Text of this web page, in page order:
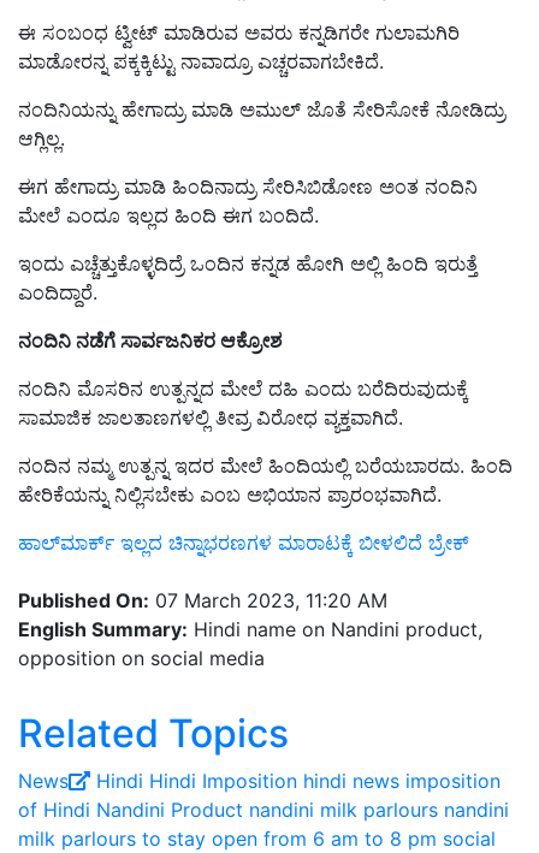
ಈ ಸಂಬಂಧ ಟ್ವೀಟ್‌ ಮಾಡಿರುವ ಅವರು ಕನ್ನಡಿಗರೇ ಗುಲಾಮಗಿರಿ
ಮಾಡೋರನ್ನ ಪಕ್ಕಕ್ಕಿಟ್ಟು ನಾವಾದ್ರೂ ಎಚ್ಚರವಾಗಬೇಕಿದೆ.
ನಂದಿನಿಯನ್ನು ಹೇಗಾದ್ರು ಮಾಡಿ ಅಮುಲ್ ಜೊತೆ ಸೇರಿಸೋಕೆ ನೋಡಿದ್ರು
ಆಗ್ಲಿಲ್ಲ.
ಈಗ ಹೇಗಾದ್ರು ಮಾಡಿ ಹಿಂದಿನಾದ್ರು ಸೇರಿಸಿಬಿಡೋಣ ಅಂತ ನಂದಿನಿ
ಮೇಲೆ ಎಂದೂ ಇಲ್ಲದ ಹಿಂದಿ ಈಗ ಬಂದಿದೆ.
ಇಂದು ಎಚ್ಚೆತ್ತುಕೊಳ್ಳದಿದ್ರೆ ಒಂದಿನ ಕನ್ನಡ ಹೋಗಿ ಅಲ್ಲಿ ಹಿಂದಿ ಇರುತ್ತೆ
ಎಂದಿದ್ದಾರೆ.
ನಂದಿನಿ ನಡೆಗೆ ಸಾರ್ವಜನಿಕರ ಆಕ್ರೋಶ
ನಂದಿನಿ ಮೊಸರಿನ ಉತ್ಪನ್ನದ ಮೇಲೆ ದಹಿ ಎಂದು ಬರೆದಿರುವುದುಕ್ಕೆ
ಸಾಮಾಜಿಕ ಜಾಲತಾಣಗಳಲ್ಲಿ ತೀವ್ರ ವಿರೋಧ ವ್ಯಕ್ತವಾಗಿದೆ.
ನಂದಿನ ನಮ್ಮ ಉತ್ಪನ್ನ ಇದರ ಮೇಲೆ ಹಿಂದಿಯಲ್ಲಿ ಬರೆಯಬಾರದು. ಹಿಂದಿ
ಹೇರಿಕೆಯನ್ನು ನಿಲ್ಲಿಸಬೇಕು ಎಂಬ ಅಭಿಯಾನ ಪ್ರಾರಂಭವಾಗಿದೆ.
ಹಾಲ್‌ಮಾರ್ಕ್ ಇಲ್ಲದ ಚಿನ್ನಾಭರಣಗಳ ಮಾರಾಟಕ್ಕೆ ಬೀಳಲಿದೆ ಬ್ರೇಕ್‌
Published On: 07 March 2023, 11:20 AM
English Summary: Hindi name on Nandini product,
opposition on social media
Related Topics
News Hindi Hindi Imposition hindi news imposition
of Hindi Nandini Product nandini milk parlours nandini
milk parlours to stay open from 6 am to 8 pm social